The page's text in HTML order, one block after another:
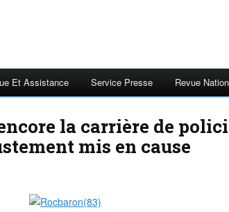
Et Assistance Service Presse Revue
la carrière de
mis en cause